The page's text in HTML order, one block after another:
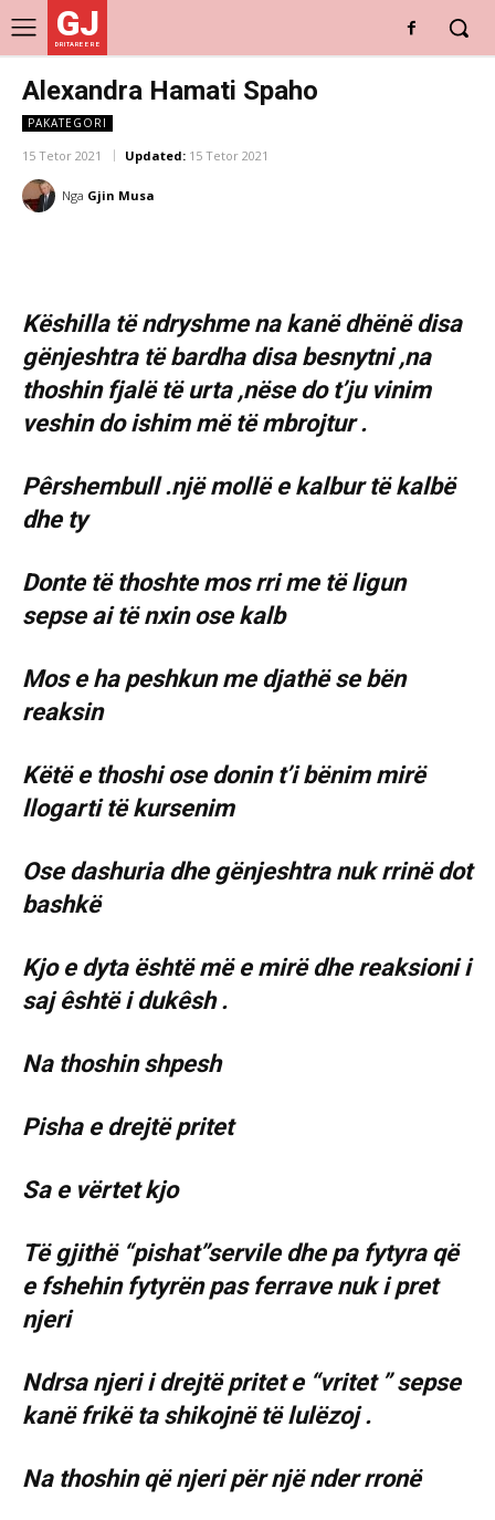
GJ
DRITARE E RE
Alexandra Hamati Spaho
PAKATEGORI
15 Tetor 2021 Updated: 15 Tetor 2021
Nga Gjin Musa
Këshilla të ndryshme na kanë dhënë disa
gënjeshtra të bardha disa besnytni ,na
thoshin fjalë të urta ,nëse do t’ju vinim
veshin do ishim më të mbrojtur .
Pêrshembull .një mollë e kalbur të kalbë
dhe ty
Donte të thoshte mos rri me të ligun
sepse ai të nxin ose kalb
Mos e ha peshkun me djathë se bën
reaksin
Këtë e thoshi ose donin t’i bënim mirë
llogarti të kursenim
Ose dashuria dhe gënjeshtra nuk rrinë dot
bashkë
Kjo e dyta është më e mirë dhe reaksioni i
saj êshtë i dukêsh .
Na thoshin shpesh
Pisha e drejtë pritet
Sa e vërtet kjo
Të gjithë “pishat”servile dhe pa fytyra që
e fshehin fytyrën pas ferrave nuk i pret
njeri
Ndrsa njeri i drejtë pritet e “vritet ” sepse
kanë frikë ta shikojnë të lulëzoj .
Na thoshin që njeri për një nder rronë